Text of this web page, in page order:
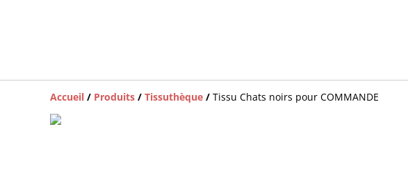
Accueil / Produits / Tissuthèque / Tissu Chats noirs pour COMMANDE